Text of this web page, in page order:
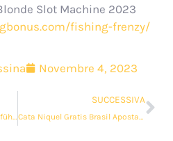
fishing-frenzy/
Novembre 4, 2023
Nachfolgende Hardrocker Aufführen Schmusesongs Im Rex
SUCCESSIVA
Cata Niquel Gratis Brasil Apostar Caca Niqueis Online 2022